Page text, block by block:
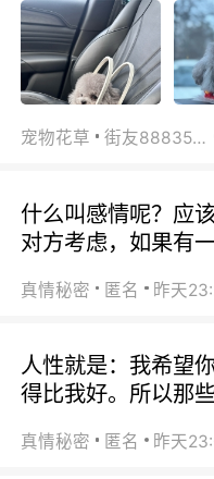
宠物花草 街友88835518
什么叫感情呢？应
对方考虑，如果有
真情秘密 匿名 昨天
人性就是：我希望
得比我好。所以那
真情秘密 匿名 昨天